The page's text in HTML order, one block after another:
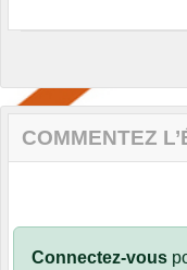
COMMENTEZ
Connectez-vous